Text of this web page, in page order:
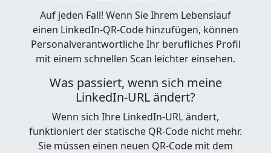
Auf jeden Fall! Wenn Sie Ihrem Lebenslauf
einen LinkedIn-QR-Code hinzufügen, können
Personalverantwortliche Ihr berufliches Profil
mit einem schnellen Scan leichter einsehen.
Was passiert, wenn sich meine
LinkedIn-URL ändert?
Wenn sich Ihre LinkedIn-URL ändert,
funktioniert der statische QR-Code nicht mehr.
Sie müssen einen neuen QR-Code mit dem